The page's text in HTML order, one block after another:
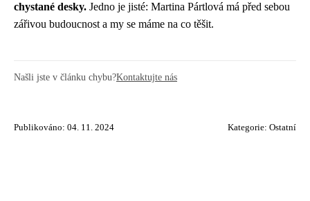
chystané desky. Jedno je jisté: Martina Pártlová má před sebou
zářivou budoucnost a my se máme na co těšit.
Našli jste v článku chybu?Kontaktujte nás
Publikováno: 04. 11. 2024 Kategorie: Ostatní